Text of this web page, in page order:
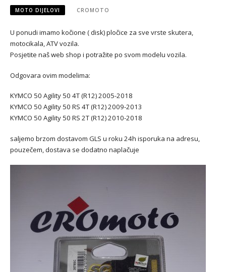
MOTO DIJELOVI CROMOTO
U ponudi imamo kočione ( disk) pločice za sve vrste skutera,
motocikala, ATV vozila.
Posjetite naš web shop i potražite po svom modelu vozila.
Odgovara ovim modelima:
KYMCO 50 Agility 50 4T (R12) 2005-2018
KYMCO 50 Agility 50 RS 4T (R12) 2009-2013
KYMCO 50 Agility 50 RS 2T (R12) 2010-2018
saljemo brzom dostavom GLS u roku 24h isporuka na adresu,
pouzečem, dostava se dodatno naplačuje